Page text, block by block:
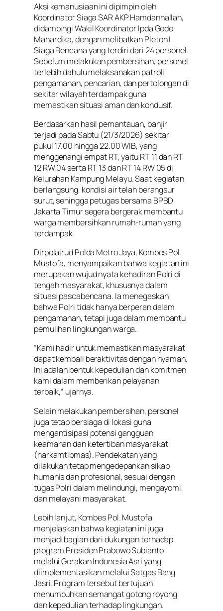
Aksi kemanusiaan ini dipimpin oleh
Koordinator Siaga SAR AKP Hamdannallah,
didampingi Wakil Koordinator Ipda Gede
Mahardika, dengan melibatkan Pleton I
Siaga Bencana yang terdiri dari 24 personel.
Sebelum melakukan pembersihan, personel
terlebih dahulu melaksanakan patroli
pengamanan, pencarian, dan pertolongan di
sekitar wilayah terdampak guna
memastikan situasi aman dan kondusif.
Berdasarkan hasil pemantauan, banjir
terjadi pada Sabtu (21/3/2026) sekitar
pukul 17.00 hingga 22.00 WIB, yang
menggenangi empat RT, yaitu RT 11 dan RT
12 RW 04 serta RT 13 dan RT 14 RW 05 di
Kelurahan Kampung Melayu. Saat kegiatan
berlangsung, kondisi air telah berangsur
surut, sehingga petugas bersama BPBD
Jakarta Timur segera bergerak membantu
warga membersihkan rumah-rumah yang
terdampak.
Dirpolairud Polda Metro Jaya, Kombes Pol.
Mustofa, menyampaikan bahwa kegiatan ini
merupakan wujud nyata kehadiran Polri di
tengah masyarakat, khususnya dalam
situasi pascabencana. Ia menegaskan
bahwa Polri tidak hanya berperan dalam
pengamanan, tetapi juga dalam membantu
pemulihan lingkungan warga.
“Kami hadir untuk memastikan masyarakat
dapat kembali beraktivitas dengan nyaman.
Ini adalah bentuk kepedulian dan komitmen
kami dalam memberikan pelayanan
terbaik,” ujarnya.
Selain melakukan pembersihan, personel
juga tetap bersiaga di lokasi guna
mengantisipasi potensi gangguan
keamanan dan ketertiban masyarakat
(harkamtibmas). Pendekatan yang
dilakukan tetap mengedepankan sikap
humanis dan profesional, sesuai dengan
tugas Polri dalam melindungi, mengayomi,
dan melayani masyarakat.
Lebih lanjut, Kombes Pol. Mustofa
menjelaskan bahwa kegiatan ini juga
menjadi bagian dari dukungan terhadap
program Presiden Prabowo Subianto
melalui Gerakan Indonesia Asri yang
diimplementasikan melalui Satgas Bang
Jasri. Program tersebut bertujuan
menumbuhkan semangat gotong royong
dan kepedulian terhadap lingkungan.